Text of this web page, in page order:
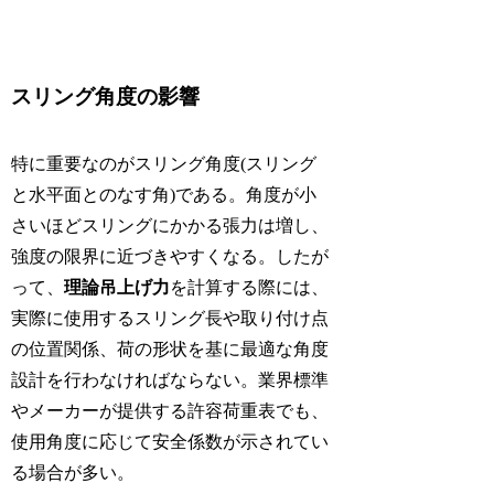
スリング角度の影響
特に重要なのがスリング角度(スリング
と水平面とのなす角)である。角度が小
さいほどスリングにかかる張力は増し、
強度の限界に近づきやすくなる。したが
って、理論吊上げ力を計算する際には、
実際に使用するスリング長や取り付け点
の位置関係、荷の形状を基に最適な角度
設計を行わなければならない。業界標準
やメーカーが提供する許容荷重表でも、
使用角度に応じて安全係数が示されてい
る場合が多い。